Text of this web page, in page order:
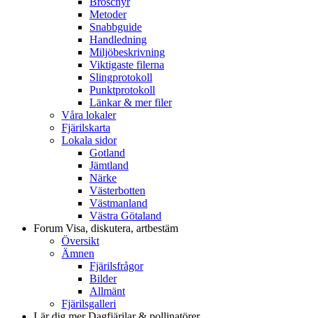
Metoder
Snabbguide
Handledning
Miljöbeskrivning
Viktigaste filerna
Slingprotokoll
Punktprotokoll
Länkar & mer filer
Våra lokaler
Fjärilskarta
Lokala sidor
Gotland
Jämtland
Närke
Västerbotten
Västmanland
Västra Götaland
Forum Visa, diskutera, artbestäm
Översikt
Ämnen
Fjärilsfrågor
Bilder
Allmänt
Fjärilsgalleri